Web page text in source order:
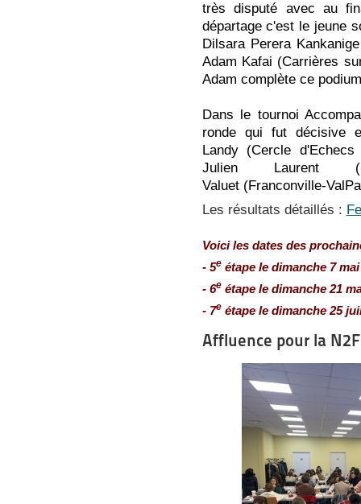
très disputé avec au
départage c'est le jeune
Dilsara Perera
Adam Kafai (Carrières
Adam complète ce
Dans le tournoi
ronde qui fut décisive
Landy(Cercle d'Echecs
Julien Laurent
Valuet(Franconville-
Les résultats détaillés :
Voici les dates des
- 5eétape le dimanche 7
- 6eétape le dimanche 21
- 7eétape le dimanche 25
Affluence pour la